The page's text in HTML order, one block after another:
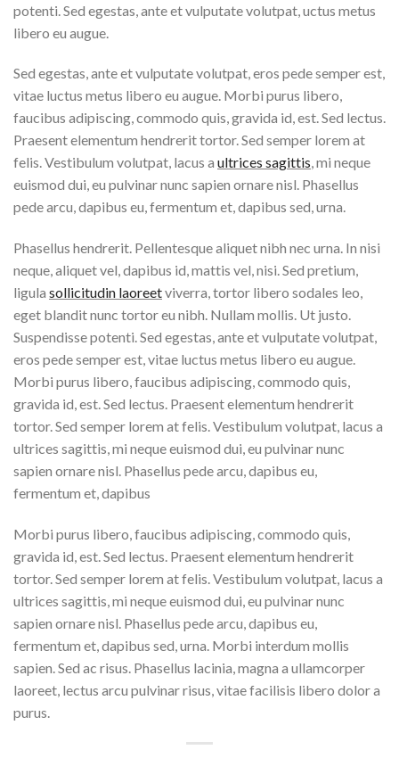
potenti. Sed egestas, ante et vulputate volutpat, uctus metus
libero eu augue.
Sed egestas, ante et vulputate volutpat, eros pede semper est,
vitae luctus metus libero eu augue. Morbi purus libero,
faucibus adipiscing, commodo quis, gravida id, est. Sed lectus.
Praesent elementum hendrerit tortor. Sed semper lorem at
felis. Vestibulum volutpat, lacus a ultrices sagittis, mi neque
euismod dui, eu pulvinar nunc sapien ornare nisl. Phasellus
pede arcu, dapibus eu, fermentum et, dapibus sed, urna.
Phasellus hendrerit. Pellentesque aliquet nibh nec urna. In nisi
neque, aliquet vel, dapibus id, mattis vel, nisi. Sed pretium,
ligula sollicitudin laoreetviverra, tortor libero sodales leo,
eget blandit nunc tortor eu nibh. Nullam mollis. Ut justo.
Suspendisse potenti. Sed egestas, ante et vulputate volutpat,
eros pede semper est, vitae luctus metus libero eu augue.
Morbi purus libero, faucibus adipiscing, commodo quis,
gravida id, est. Sed lectus. Praesent elementum hendrerit
tortor. Sed semper lorem at felis. Vestibulum volutpat, lacus a
ultrices sagittis, mi neque euismod dui, eu pulvinar nunc
sapien ornare nisl. Phasellus pede arcu, dapibus eu,
fermentum et, dapibus
Morbi purus libero, faucibus adipiscing, commodo quis,
gravida id, est. Sed lectus. Praesent elementum hendrerit
tortor. Sed semper lorem at felis. Vestibulum volutpat, lacus a
ultrices sagittis, mi neque euismod dui, eu pulvinar nunc
sapien ornare nisl. Phasellus pede arcu, dapibus eu,
fermentum et, dapibus sed, urna. Morbi interdum mollis
sapien. Sed ac risus. Phasellus lacinia, magna a ullamcorper
laoreet, lectus arcu pulvinar risus, vitae facilisis libero dolor a
purus.